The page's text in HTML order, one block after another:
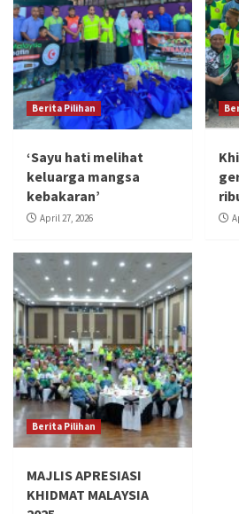
Berita Pilihan
‘Sayu hati melihat
keluarga mangsa
kebakaran’
April 27, 2026
Berita Pilihan
MAJLIS APRESIASI
KHIDMAT MALAYSIA